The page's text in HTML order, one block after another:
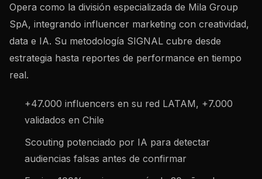
Opera como la división especializada de Mila Group
SpA, integrando influencer marketing con creatividad,
data e IA. Su metodología SIGNAL cubre desde
estrategia hasta reportes de performance en tiempo
real.
+47.000 influencers en su red LATAM, +7.000
validados en Chile
Scouting potenciado por IA para detectar
audiencias falsas antes de confirmar